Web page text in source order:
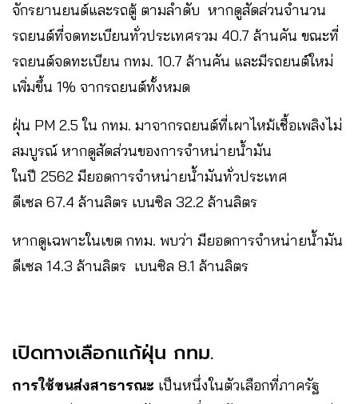
จักรยานยนต์และรถตู้ ตามลำดับ หากดูสัดส่วนจำนวน
รถยนต์ที่จดทะเบียนทั่วประเทศรวม 40.7 ล้านคัน ขณะที่
รถยนต์จดทะเบียน กทม. 10.7 ล้านคัน และมีรถยนต์ใหม่
เพิ่มขึ้น 1% จากรถยนต์ทั้งหมด
ฝุ่น PM 2.5 ใน กทม. มาจากรถยนต์ที่เผาไหม้เชื้อเพลิงไม่
สมบูรณ์ หากดูสัดส่วนของการจำหน่ายน้ำมัน
ในปี 2562 มียอดการจำหน่ายน้ำมันทั่วประเทศ
ดีเซล 67.4 ล้านลิตร เบนซิล 32.2 ล้านลิตร
หากดูเฉพาะในเขต กทม. พบว่า มียอดการจำหน่ายน้ำมัน
ดีเซล 14.3 ล้านลิตร เบนซิล 8.1 ล้านลิตร
เปิดทางเลือกแก้ฝุ่น กทม.
การใช้ขนส่งสาธารณะ เป็นหนึ่งในตัวเลือกที่ภาครัฐ